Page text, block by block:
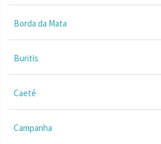
Borda da Mata
Buritis
Caeté
Campanha